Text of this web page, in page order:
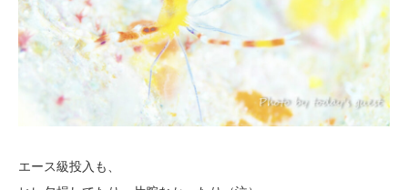
エース級投入も、